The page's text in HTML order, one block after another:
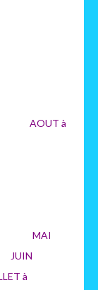
AOUT à
MAI
JUIN
à